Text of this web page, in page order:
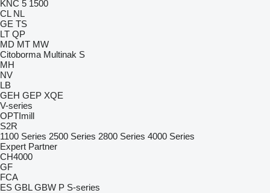
KNC 5 1500
CL NL
GE TS
LT QP
MD MT MW
Citoborma Multinak S
MH
NV
LB
GEH GEP XQE
V-series
OPTImill
S2R
1100 Series 2500 Series 2800 Series 4000 Series
Expert Partner
CH4000
GF
FCA
ES GBL GBW P S-series